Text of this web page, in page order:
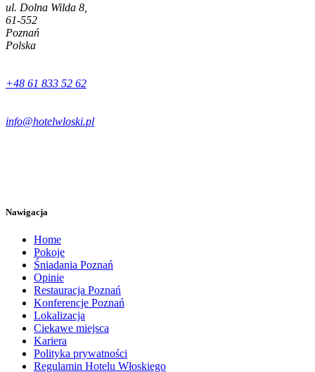
ul. Dolna Wilda 8,
61-552
Poznań
Polska
+48 61 833 52 62
info@hotelwloski.pl
Nawigacja
Home
Pokoje
Śniadania Poznań
Opinie
Restauracja Poznań
Konferencje Poznań
Lokalizacja
Ciekawe miejsca
Kariera
Polityka prywatności
Regulamin Hotelu Włoskiego